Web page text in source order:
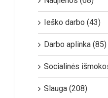
Naujienos (68)
Ieško darbo (43)
Darbo aplinka (85)
Socialinės
Slauga (208)